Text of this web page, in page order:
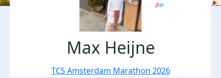
Max Heijne
TCS Amsterdam Marathon 2026